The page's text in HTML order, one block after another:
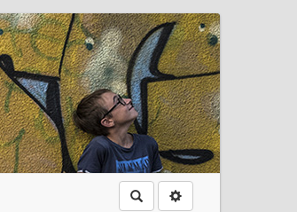
Rechercher